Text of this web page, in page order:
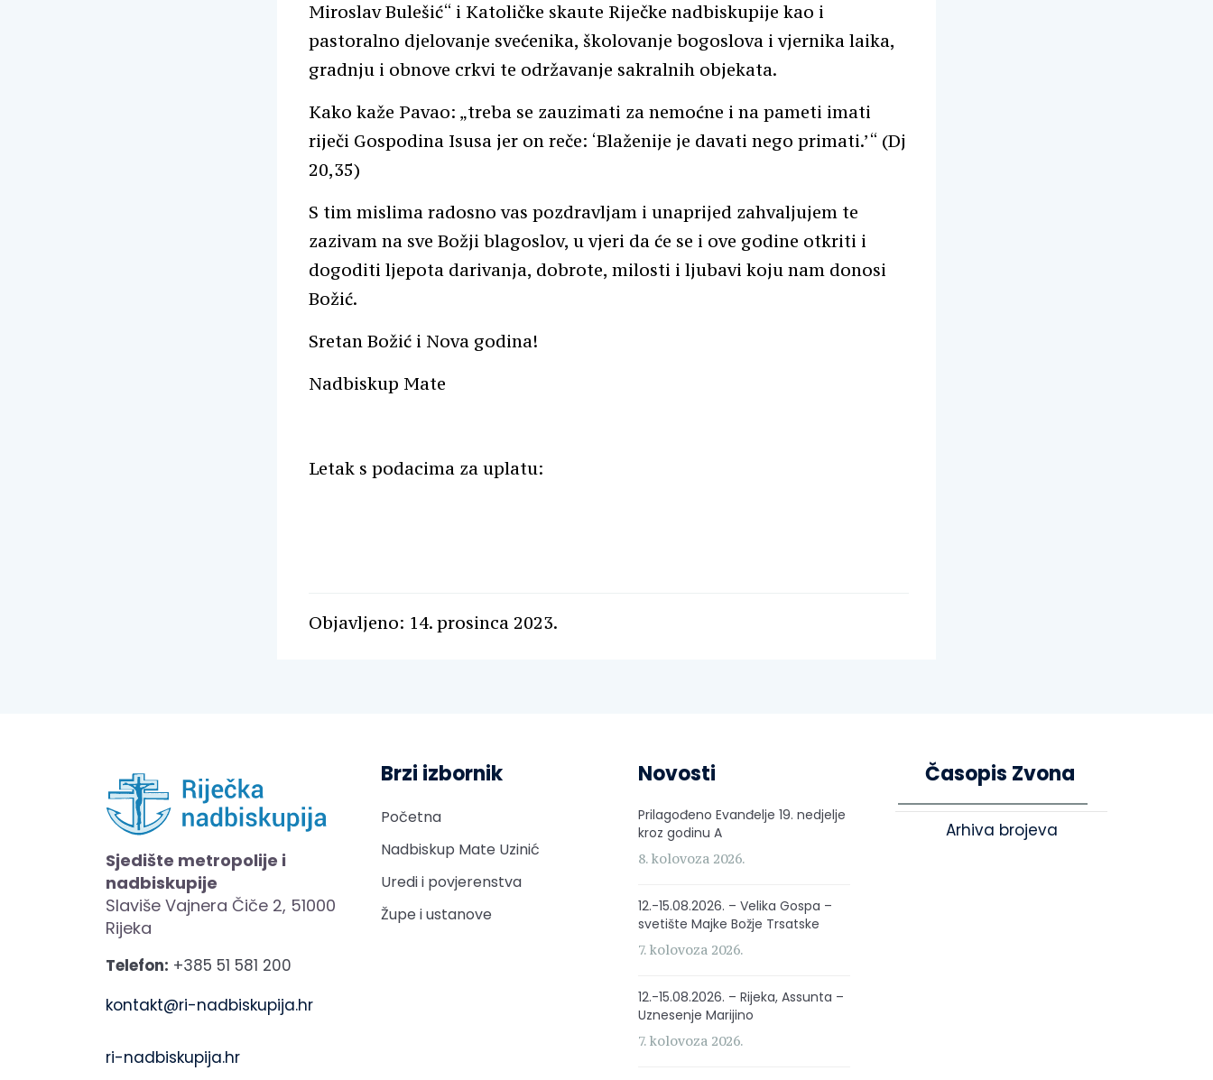
Miroslav Bulešić“ i Katoličke skaute Riječke nadbiskupije kao i
pastoralno djelovanje svećenika, školovanje bogoslova i vjernika laika,
gradnju i obnove crkvi te održavanje sakralnih objekata.
Kako kaže Pavao: „treba se zauzimati za nemoćne i na pameti imati
riječi Gospodina Isusa jer on reče: ‘Blaženije je davati nego primati.’“ (Dj
20,35)
S tim mislima radosno vas pozdravljam i unaprijed zahvaljujem te
zazivam na sve Božji blagoslov, u vjeri da će se i ove godine otkriti i
dogoditi ljepota darivanja, dobrote, milosti i ljubavi koju nam donosi
Božić.
Sretan Božić i Nova godina!
Nadbiskup Mate
Letak s podacima za uplatu:
Objavljeno: 14. prosinca 2023.
Sjedište metropolije i
nadbiskupije
Slaviše Vajnera Čiče 2, 51000
Rijeka
Telefon: +385 51 581 200
kontakt@ri-nadbiskupija.hr
ri-nadbiskupija.hr
Brzi izbornik
Početna
Nadbiskup Mate Uzinić
Uredi i povjerenstva
Župe i ustanove
Novosti
Prilagođeno Evanđelje 19. nedjelje
kroz godinu A
8. kolovoza 2026.
12.-15.08.2026. – Velika Gospa –
svetište Majke Božje Trsatske
7. kolovoza 2026.
12.-15.08.2026. – Rijeka, Assunta –
Uznesenje Marijino
7. kolovoza 2026.
Časopis Zvona
Arhiva brojeva